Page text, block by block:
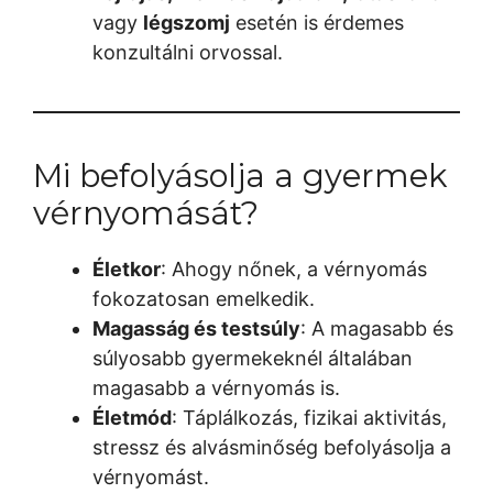
vagy légszomj esetén is érdemes
konzultálni orvossal.
Mi befolyásolja a gyermek
vérnyomását?
Életkor: Ahogy nőnek, a vérnyomás
fokozatosan emelkedik.
Magasság és testsúly: A magasabb és
súlyosabb gyermekeknél általában
magasabb a vérnyomás is.
Életmód: Táplálkozás, fizikai aktivitás,
stressz és alvásminőség befolyásolja a
vérnyomást.